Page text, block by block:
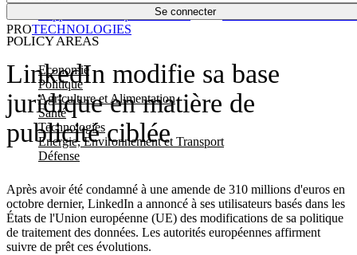
Se connecter
POLICY AREAS
Economie
Politique
Agriculture et Alimentation
Santé
Technologies
Energie, Environnement et Transport
Défense
Économie
LinkedIn modifie sa base
juridique en matière de
publicité ciblée
Après avoir été condamné à une amende de 310 millions d'euros en
octobre dernier, LinkedIn a annoncé à ses utilisateurs basés dans les
États de l'Union européenne (UE) des modifications de sa politique
de traitement des données. Les autorités européennes affirment
suivre de prêt ces évolutions.
PROTECHNOLOGIES